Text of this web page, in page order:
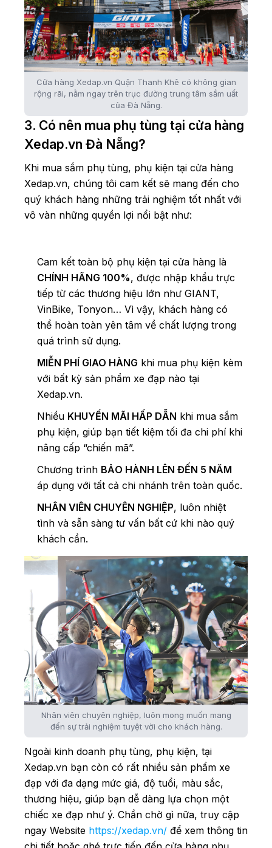
Cửa hàng Xedap.vn Quận Thanh Khê có không gian
rộng rãi, nằm ngay trên trục đường trung tâm sầm uất
của Đà Nẵng.
3. Có nên mua phụ tùng tại cửa hàng
Xedap.vn Đà Nẵng?
Khi mua sắm phụ tùng, phụ kiện tại cửa hàng
Xedap.vn, chúng tôi cam kết sẽ mang đến cho
quý khách hàng những trải nghiệm tốt nhất với
vô vàn những quyền lợi nổi bật như:
Cam kết toàn bộ phụ kiện tại cửa hàng là
CHÍNH HÃNG 100%, được nhập khẩu trực
tiếp từ các thương hiệu lớn như GIANT,
VinBike, Tonyon… Vì vậy, khách hàng có
thể hoàn toàn yên tâm về chất lượng trong
quá trình sử dụng.
MIỄN PHÍ GIAO HÀNG khi mua phụ kiện kèm
với bất kỳ sản phẩm xe đạp nào tại
Xedap.vn.
Nhiều KHUYẾN MÃI HẤP DẪN khi mua sắm
phụ kiện, giúp bạn tiết kiệm tối đa chi phí khi
nâng cấp “chiến mã”.
Chương trình BẢO HÀNH LÊN ĐẾN 5 NĂM
áp dụng với tất cả chi nhánh trên toàn quốc.
NHÂN VIÊN CHUYÊN NGHIỆP, luôn nhiệt
tình và sẵn sàng tư vấn bất cứ khi nào quý
khách cần.
Nhân viên chuyên nghiệp, luôn mong muốn mang
đến sự trải nghiệm tuyệt vời cho khách hàng.
Ngoài kinh doanh phụ tùng, phụ kiện, tại
Xedap.vn bạn còn có rất nhiều sản phẩm xe
đạp với đa dạng mức giá, độ tuổi, màu sắc,
thương hiệu, giúp bạn dễ dàng lựa chọn một
chiếc xe đạp như ý. Chần chờ gì nữa, truy cập
ngay Website https://xedap.vn/ để xem thông tin